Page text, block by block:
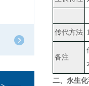
传代方法
备注
二、 永生